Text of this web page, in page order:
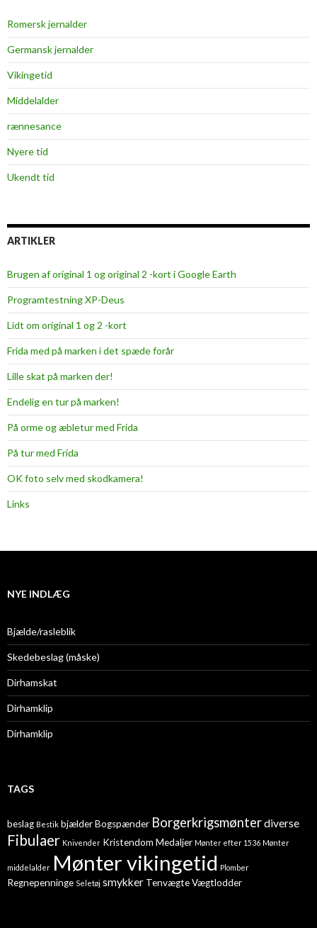
Romersk jernalder
Germansk jernalder
Vikingetid
Middelalder
rænnesance
Nyere tid
Ukendt tid
ARTIKLER
Brugen af original 1 og original 2 -kort i Google Earth
Programtestning XP-Deus
Lidt om original 1 og 2 -kort
Frida med på marken i det spæde forår
Lille skat på marken der!
Endelig en tur på marken!
På orme og æbletur med Frida
På tur med Frida
OK foto selv med skodkamera!
Links
NYE INDLÆG
Bjælde/rasleblik
Skedebeslag (måske)
Dirhamskat
Dirhamklip
Dirhamklip
TAGS
beslag Bestik bjælderBogspænder Borgerkrigsmønterdiverse
Fibulaer Knivender Kristendom Medaljer Mønter efter 1536 Mønter
middelalder Mønter vikingetid Plomber
Regnepenninge Seletøj smykker TenvægteVægtlodder